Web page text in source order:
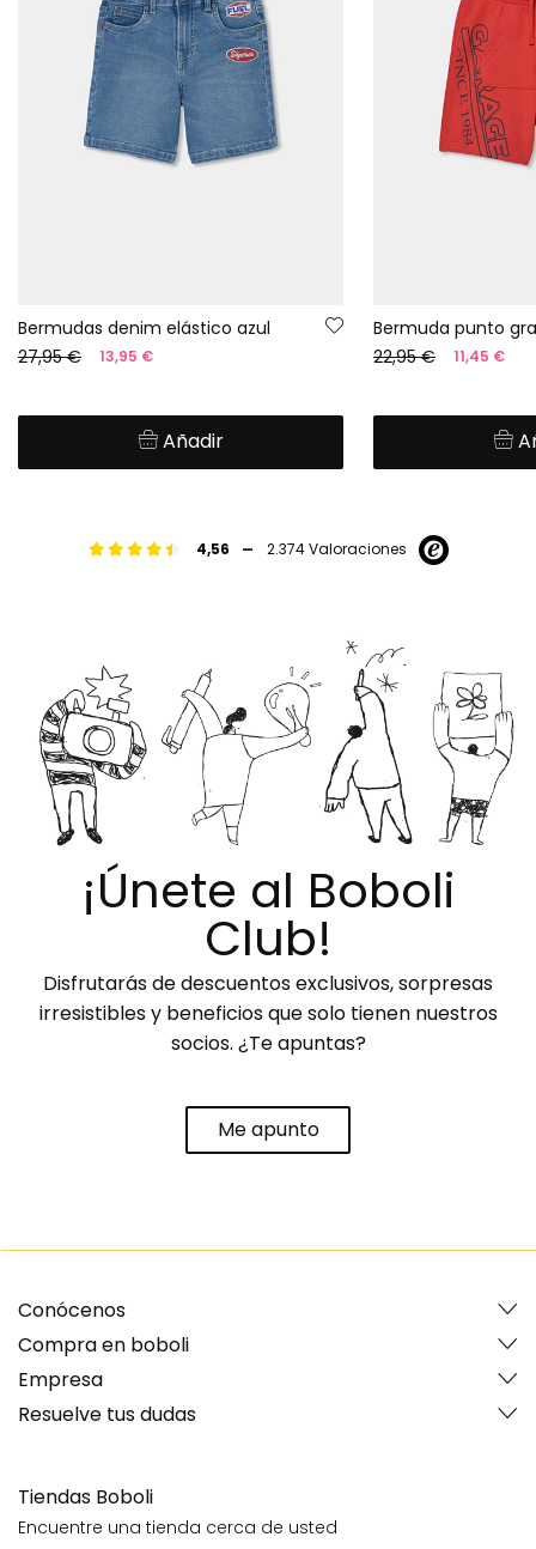
Bermudas denim elástico azul
27,95 €
13,95 €
Añadir
22,95 € 11,45 €
4,56 - 2.374 Valoraciones
¡Únete al Boboli
Club!
Disfrutarás de descuentos exclusivos, sorpresas
irresistibles y beneficios que solo tienen nuestros
socios. ¿Te apuntas?
Me apunto
Conócenos
Compra en boboli
Empresa
Resuelve tus dudas
Tiendas Boboli
Encuentre una tienda cerca de usted